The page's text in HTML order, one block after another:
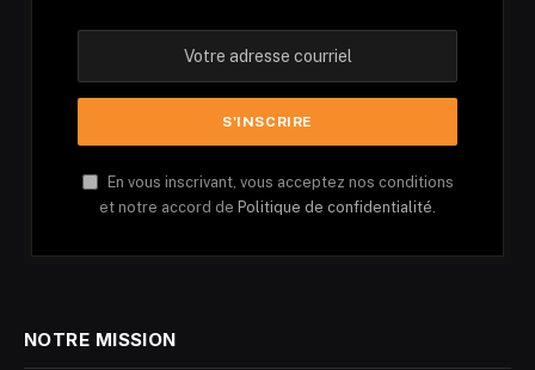
En vous inscrivant, vous acceptez nos conditions
et notre accord de Politique de confidentialité.
NOTRE MISSION